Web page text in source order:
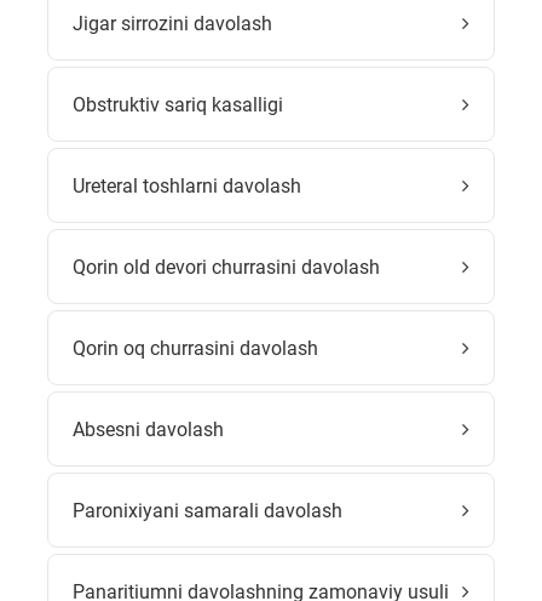
Jigar sirrozini davolash
Obstruktiv sariq kasalligi
Ureteral toshlarni davolash
Qorin old devori churrasini davolash
Qorin oq churrasini davolash
Absesni davolash
Paronixiyani samarali davolash
Panaritiumni davolashning zamonaviy usuli